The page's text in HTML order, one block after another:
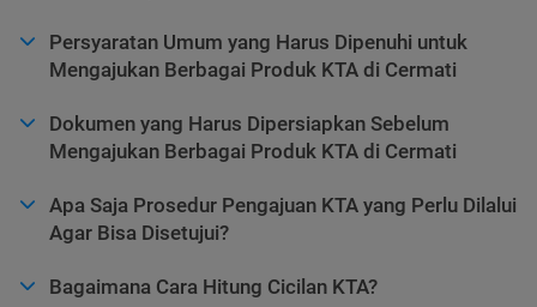
Persyaratan Umum yang Harus Dipenuhi untuk
Mengajukan Berbagai Produk KTA di Cermati
Dokumen yang Harus Dipersiapkan Sebelum
Mengajukan Berbagai Produk KTA di Cermati
Apa Saja Prosedur Pengajuan KTA yang Perlu Dilalui
Agar Bisa Disetujui?
Bagaimana Cara Hitung Cicilan KTA?